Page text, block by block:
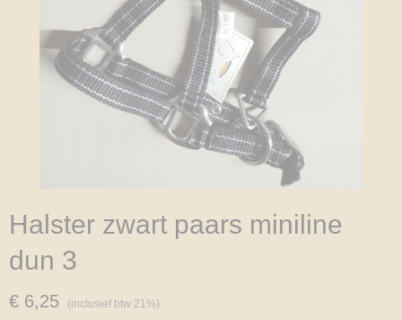
Halster zwart paars miniline
dun 3
€ 6,25 (inclusief btw 21%)